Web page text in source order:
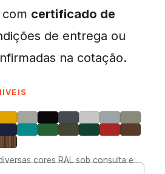
certificado de
de entrega ou
na cotação.
cores RAL sob consulta e